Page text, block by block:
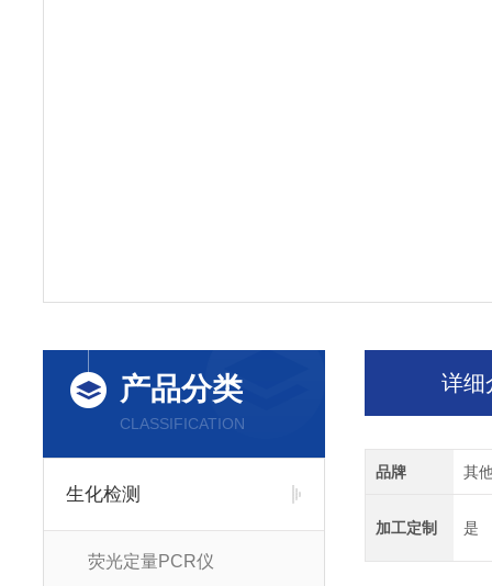
产品分类
CLASSIFICATION
生化检测
荧光定量PCR仪
详细
品牌 其
加工定制 是